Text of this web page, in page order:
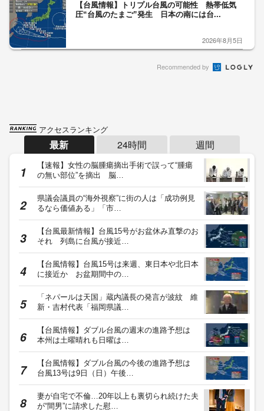
【台風情報】トリプル台風の可能性 熱帯低気
圧“台風のたまご”発生 日本の南には台...
2026年8月5日
Recommended by
アクセスランキング
最新 24時間 週間
【速報】女性の脳腫瘍摘出手術で誤って“腫瘍
の無い部位”を摘出 脳…
県議会議員の“海外視察”に街の人は「成功例見
るなら価値ある」「市…
【台風最新情報】台風15号がお盆休み直撃のお
それ 列島に台風が接近…
【台風情報】台風15号は来週、東日本や北日本
に接近か お盆期間中の…
「ネパールは天国」蔵内議長の発言が波紋 維
新・吉村代表「福岡県議…
【台風情報】ダブル台風の週末の進路予想は
本州は土曜晴れも日曜は…
【台風情報】ダブル台風の今後の進路予想は
台風13号は9日（日）午後…
妻が自宅で不倫…20年以上も裏切られ続けた夫
が“間男”に請求した慰…